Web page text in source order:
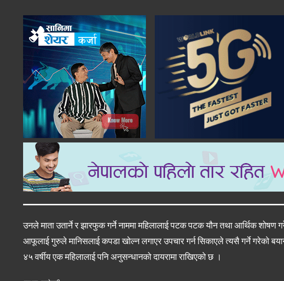
उनले माता उतार्ने र झारफुक गर्ने नाममा महिलालाई पटक पटक यौन तथा आर्थिक शोषण
आफूलाई गुरुले मानिसलाई कपडा खोल्न लगाएर उपचार गर्न सिकाएले त्यसै गर्ने गरेको
४५ वर्षीय एक महिलालाई पनि अनुसन्धानको दायरामा राखिएको छ ।